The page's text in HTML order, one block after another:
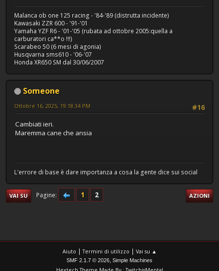
Malanca ob one 125 racing - '84-'89 (distrutta incidente)
Kawasaki ZZR 600 - '91-'01
Yamaha YZF R6 - '01-'05 (rubata ad ottobre 2005:quella a
carburatori ca**o !!!)
Scarabeo 50 (6 mesi di agonia)
Husqvarna sms610 - '06-'07
Honda XR650 SM dal 30/06/2007
Someone
#16
Ottobre 16, 2025, 19:18:34 PM
Cambiati ieri.
Maremma cane che ansia
L'errore di base è dare importanza a cosa la gente dice sui social
VAI SU Pagine 1 2 AZIONI
Aiuto |Termini di utilizzo | Vai su ▲
SMF 2.1.7 © 2026, Simple Machines